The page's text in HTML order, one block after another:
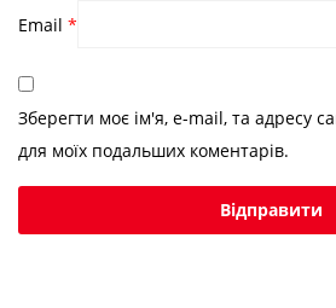
Email *
Зберегти моє ім'я, e-mail, та адресу
для моїх подальших коментарів.